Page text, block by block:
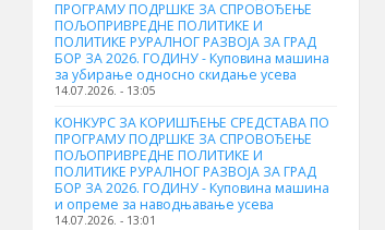
ПРОГРАМУ ПОДРШКЕ ЗА СПРОВОЂЕЊЕ
ПОЉОПРИВРЕДНЕ ПОЛИТИКЕ И
ПОЛИТИКЕ РУРАЛНОГ РАЗВОЈА ЗА ГРАД
БОР ЗА 2026. ГОДИНУ - Куповинa машина
за убирање односно скидање усева
14.07.2026. - 13:05
КОНКУРС ЗА КОРИШЋЕЊЕ СРЕДСТАВА ПО
ПРОГРАМУ ПОДРШКЕ ЗА СПРОВОЂЕЊЕ
ПОЉОПРИВРЕДНЕ ПОЛИТИКЕ И
ПОЛИТИКЕ РУРАЛНОГ РАЗВОЈА ЗА ГРАД
БОР ЗА 2026. ГОДИНУ - Куповина машина
и опреме за наводњавање усева
14.07.2026. - 13:01